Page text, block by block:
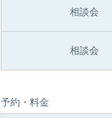
相談会
相談会
予約・料金